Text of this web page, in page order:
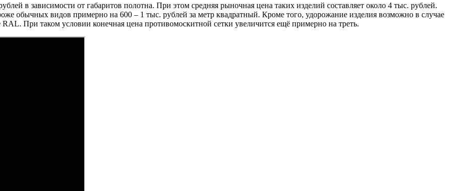
в зависимости от габаритов полотна. При этом средняя рыночная цена таких изделий составляет около 4 тыс. рублей.
обычных видов примерно на 600 – 1 тыс. рублей за метр квадратный. Кроме того, удорожание изделия возможно в случае
При таком условии конечная цена противомоскитной сетки увеличится ещё примерно на треть.